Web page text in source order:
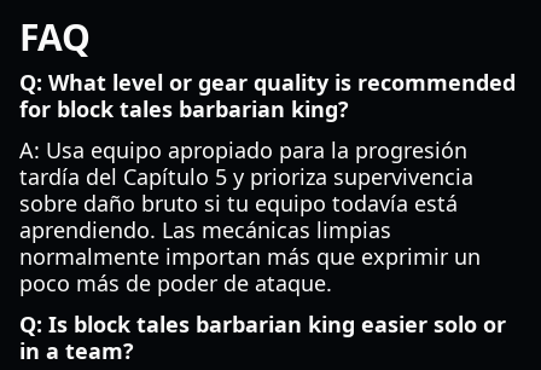
FAQ
Q: What level or gear quality is recommended
for block tales barbarian king?
A: Usa equipo apropiado para la progresión
tardía del Capítulo 5 y prioriza supervivencia
sobre daño bruto si tu equipo todavía está
aprendiendo. Las mecánicas limpias
normalmente importan más que exprimir un
poco más de poder de ataque.
Q: Is block tales barbarian king easier solo or
in a team?